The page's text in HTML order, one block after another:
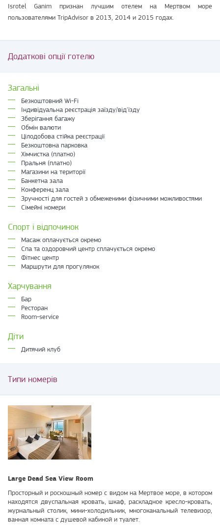
Isrotel Ganim признан лучшим отелем на Мертвом море
пользователями TripAdvisor в 2013, 2014 и 2015 годах.
Додаткові опції готелю
Загальні
Безкоштовний Wi-Fi
Індивідуальна реєстрація заїзду/від'їзду
Зберігання багажу
Обмін валюти
Цілодобова стійка реєстрації
Безкоштовна парковка
Хімчистка (платно)
Пральня (платно)
Магазини на території
Банкетна зала
Конференц зала
Зручності для гостей з обмеженими фізичними можливостями
Сімейні номери
Спорт і відпочинок
Масаж оплачується окремо
Спа та оздоровчий центр сплачується окремо
Фітнес центр
Маршрути для прогулянок
Харчування
Бар
Ресторан
Room-service
Діти
Дитячий клуб
Типи номерів
Large Dead Sea View Room
Просторный и роскошный номер с видом на Мертвое море, в котором
находятся двуспальная кровать, шкаф, раскладное кресло-кровать,
журнальный столик, мини-холодильник, многоканальный телевизор,
ванная комната с душевой кабиной и туалет.